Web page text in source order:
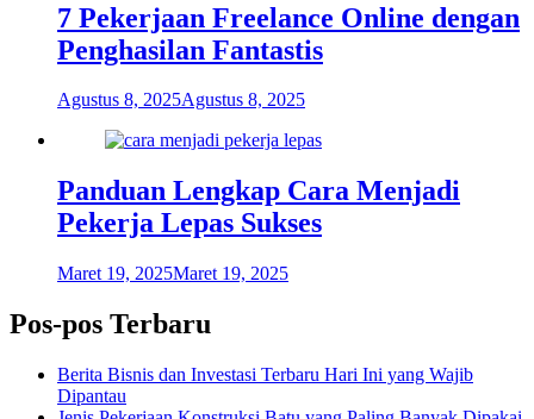
7 Pekerjaan Freelance Online dengan
Penghasilan Fantastis
Agustus 8, 2025Agustus 8, 2025
Panduan Lengkap Cara Menjadi
Pekerja Lepas Sukses
Maret 19, 2025Maret 19, 2025
Pos-pos Terbaru
Berita Bisnis dan Investasi Terbaru Hari Ini yang Wajib
Dipantau